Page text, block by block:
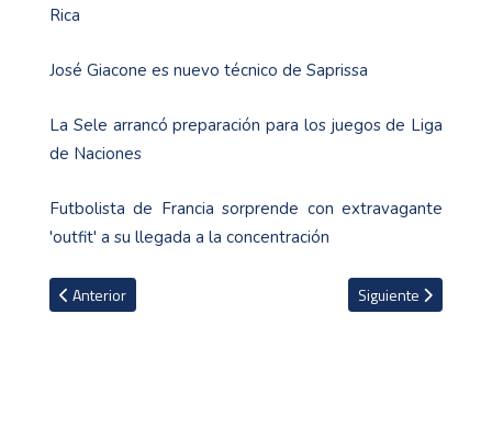
Rica
José Giacone es nuevo técnico de Saprissa
La Sele arrancó preparación para los juegos de Liga
de Naciones
Futbolista de Francia sorprende con extravagante
'outfit' a su llegada a la concentración
Artículo anterior: Fernán Faerron asegura que con la ayuda de
Anterior Artículo siguiente:
Siguiente